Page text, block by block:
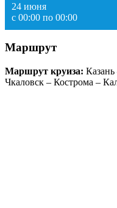
24 июня
с 00:00 по 00:00
Маршрут
Маршрут круиза:
Чкаловск – Кострома –